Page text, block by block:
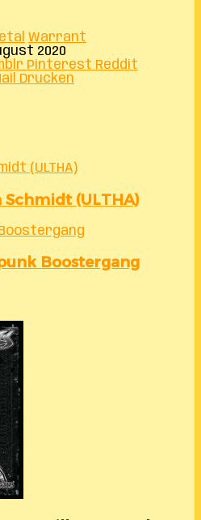
Warrant
2020
Pinterest Reddit
Drucken
(ULTHA)
Schmidt (ULTHA)
Boostergang
Boostergang